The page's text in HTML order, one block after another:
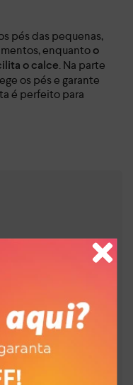
pés das pequenas,
enquantoo
o calce. Na parte
os pés e garante
é perfeito para